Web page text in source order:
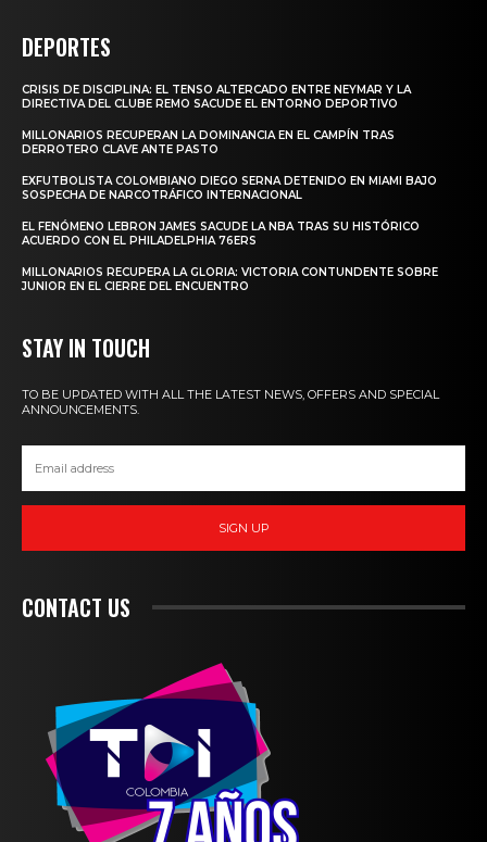
DEPORTES
CRISIS DE DISCIPLINA: EL TENSO ALTERCADO ENTRE NEYMAR Y LA
DIRECTIVA DEL CLUBE REMO SACUDE EL ENTORNO DEPORTIVO
MILLONARIOS RECUPERAN LA DOMINANCIA EN EL CAMPÍN TRAS
DERROTERO CLAVE ANTE PASTO
EXFUTBOLISTA COLOMBIANO DIEGO SERNA DETENIDO EN MIAMI BAJO
SOSPECHA DE NARCOTRÁFICO INTERNACIONAL
EL FENÓMENO LEBRON JAMES SACUDE LA NBA TRAS SU HISTÓRICO
ACUERDO CON EL PHILADELPHIA 76ERS
MILLONARIOS RECUPERA LA GLORIA: VICTORIA CONTUNDENTE SOBRE
JUNIOR EN EL CIERRE DEL ENCUENTRO
STAY IN TOUCH
TO BE UPDATED WITH ALL THE LATEST NEWS, OFFERS AND SPECIAL
ANNOUNCEMENTS.
SIGN UP
CONTACT US